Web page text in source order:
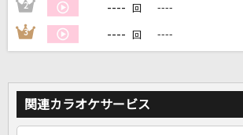
家族や友達と一緒に！練習にも
2 ---- 回 ----
3 ---- 回 ----
関連カラオケサービス